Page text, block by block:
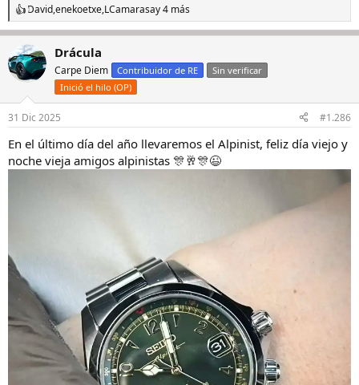
R
e
a
c
c
i
n
e
s
:
David,enekoetxe,LCamarasay 4 más
Drácula
Carpe Diem Contribuidor de RE
Sin verificar
Inició el hilo (OP)
31 Dic 2025 #1.286
En el último día del año llevaremos el Alpinist, feliz día viejo y
noche vieja amigos alpinistas 🎊🥂🎊😉